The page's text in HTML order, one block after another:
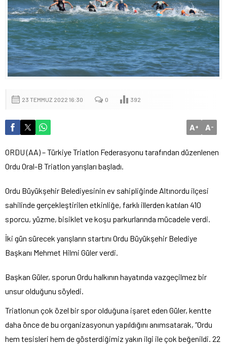
23 TEMMUZ 2022 16:30 0 392
A+ A-
ORDU (AA) – Türkiye Triatlon Federasyonu tarafından düzenlenen
Ordu Oral-B Triatlon yarışları başladı.
Ordu Büyükşehir Belediyesinin ev sahipliğinde Altınordu ilçesi
sahilinde gerçekleştirilen etkinliğe, farklı illerden katılan 410
sporcu, yüzme, bisiklet ve koşu parkurlarında mücadele verdi.
İki gün sürecek yarışların startını Ordu Büyükşehir Belediye
Başkanı Mehmet Hilmi Güler verdi.
Başkan Güler, sporun Ordu halkının hayatında vazgeçilmez bir
unsur olduğunu söyledi.
Triatlonun çok özel bir spor olduğuna işaret eden Güler, kentte
daha önce de bu organizasyonun yapıldığını anımsatarak, “Ordu
hem tesisleri hem de gösterdiğimiz yakın ilgi ile çok beğenildi. 22